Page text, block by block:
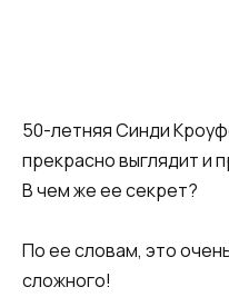
50-летняя Синди
прекрасно выглядит и
В чем же ее секрет?
По ее словам, это
сложного!